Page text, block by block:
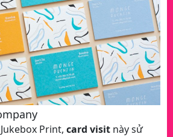
Print, card visit này sử